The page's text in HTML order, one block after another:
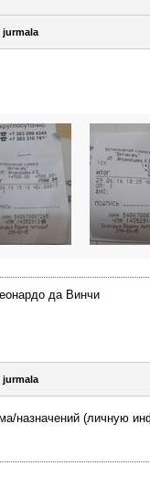
jurmala
да Винчи
jurmala
назначений (личную